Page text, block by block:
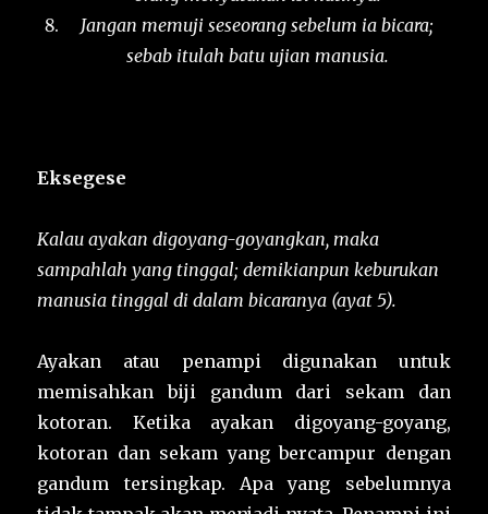
Jangan memuji seseorang sebelum ia bicara;
sebab itulah batu ujian manusia.
Eksegese
Kalau ayakan digoyang-goyangkan, maka
sampahlah yang tinggal; demikianpun keburukan
manusia tinggal di dalam bicaranya (ayat 5).
Ayakan atau penampi digunakan untuk
memisahkan biji gandum dari sekam dan
kotoran. Ketika ayakan digoyang-goyang,
kotoran dan sekam yang bercampur dengan
gandum tersingkap. Apa yang sebelumnya